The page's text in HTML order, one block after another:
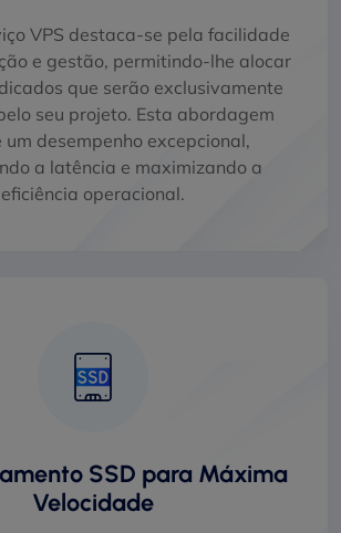
VPS destaca-se pela facilidade
e gestão, permitindo-lhe alocar
que serão exclusivamente
seu projeto. Esta abordagem
desempenho excepcional,
a latência e maximizando a
eficiência operacional.
SSD para Máxima
Velocidade